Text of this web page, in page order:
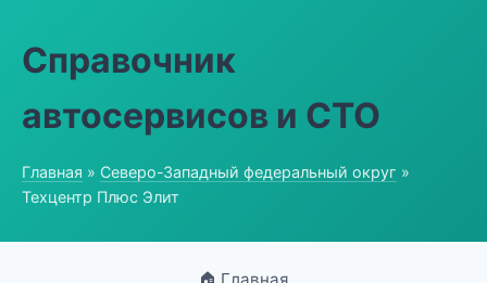
Справочник
автосервисов и СТО
Главная » Северо-Западный федеральный округ »
Техцентр Плюс Элит